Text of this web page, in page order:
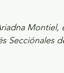
Montiel,
Secciónales